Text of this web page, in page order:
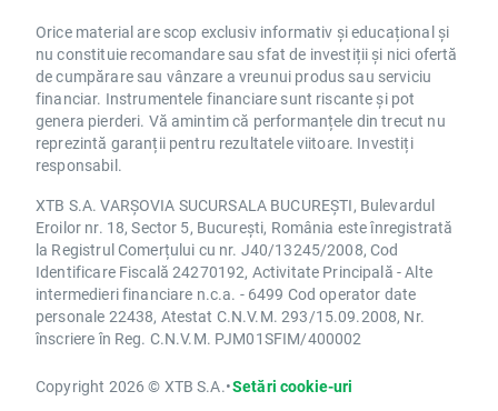
Orice material are scop exclusiv informativ și educațional și
nu constituie recomandare sau sfat de investiții și nici ofertă
de cumpărare sau vânzare a vreunui produs sau serviciu
financiar. Instrumentele financiare sunt riscante și pot
genera pierderi. Vă amintim că performanțele din trecut nu
reprezintă garanții pentru rezultatele viitoare. Investiți
responsabil.
XTB S.A. VARȘOVIA SUCURSALA BUCUREȘTI, Bulevardul
Eroilor nr. 18, Sector 5, București, România este înregistrată
la Registrul Comerțului cu nr. J40/13245/2008, Cod
Identificare Fiscală 24270192, Activitate Principală - Alte
intermedieri financiare n.c.a. - 6499 Cod operator date
personale 22438, Atestat C.N.V.M. 293/15.09.2008, Nr.
înscriere în Reg. C.N.V.M. PJM01SFIM/400002
Copyright 2026 © XTB S.A.•Setări cookie-uri